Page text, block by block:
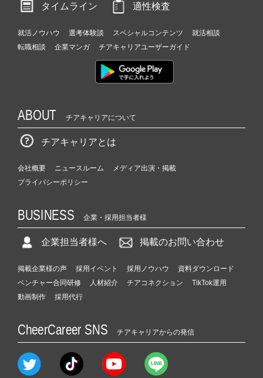
タイムライン
適性検査
就活ノウハウ 選考体験談 スペシャルコンテンツ
就活相談
転職相談
企業マンガ チアキャリアユーザーガイド
ABOUT チアキャリアについて
チアキャリアとは
会社概要 ニュースルーム
メディア出演・掲載
プライバシーポリシー
BUSINESS 企業・採用担当者様
企業担当者様へ 掲載のお問い合わせ
掲載企業様の声 採用イベント 採用ノウハウ
資料ダウンロード
ベンチャー合同研修
人材紹介 チアコネクション
TikTok運用
動画制作
採用代行
CheerCareer SNS チアキャリアからの発信